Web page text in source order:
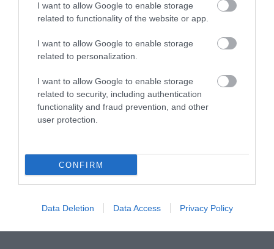
I want to allow Google to enable storage
related to functionality of the website or app.
I want to allow Google to enable storage
related to personalization.
I want to allow Google to enable storage
related to security, including authentication
functionality and fraud prevention, and other
user protection.
CONFIRM
Data Deletion Data Access Privacy Policy
A Hunguest Hotels szállodáira kiterjedő
nagyszabású fejlesztési program keretében
2020 és 2024 között összesen 480
teniszpályányi szállodai alapterület újult meg,
ennek köszönhetően Magyarország
történetének legnagyobb szállodafelújítási
projektjeként írja be magát hazánk
Ne maradjon le a legfrissebb hírekről, kövessen